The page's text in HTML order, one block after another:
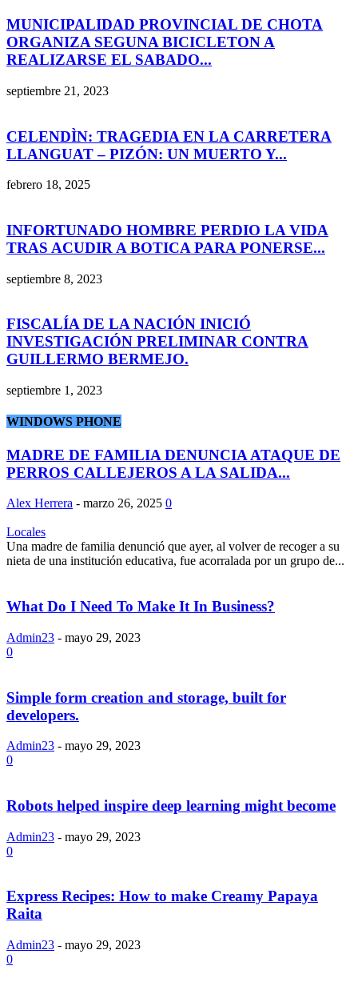
MUNICIPALIDAD PROVINCIAL DE CHOTA
ORGANIZA SEGUNA BICICLETON A
REALIZARSE EL SABADO...
septiembre 21, 2023
CELENDÌN: TRAGEDIA EN LA CARRETERA
LLANGUAT – PIZÓN: UN MUERTO Y...
febrero 18, 2025
INFORTUNADO HOMBRE PERDIO LA VIDA
TRAS ACUDIR A BOTICA PARA PONERSE...
septiembre 8, 2023
FISCALÍA DE LA NACIÓN INICIÓ
INVESTIGACIÓN PRELIMINAR CONTRA
GUILLERMO BERMEJO.
septiembre 1, 2023
WINDOWS PHONE
MADRE DE FAMILIA DENUNCIA ATAQUE DE
PERROS CALLEJEROS A LA SALIDA...
Alex Herrera - marzo 26, 2025 0
Locales
Una madre de familia denunció que ayer, al volver de recoger a su
nieta de una institución educativa, fue acorralada por un grupo de...
What Do I Need To Make It In Business?
Admin23 - mayo 29, 2023
0
Simple form creation and storage, built for
developers.
Admin23 - mayo 29, 2023
0
Robots helped inspire deep learning might become
Admin23 - mayo 29, 2023
0
Express Recipes: How to make Creamy Papaya
Raita
Admin23 - mayo 29, 2023
0